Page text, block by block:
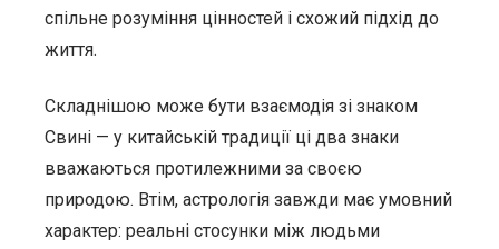
спільне розуміння цінностей і схожий підхід до
життя.
Складнішою може бути взаємодія зі знаком
Свині — у китайській традиції ці два знаки
вважаються протилежними за своєю
природою. Втім, астрологія завжди має умовний
характер: реальні стосунки між людьми